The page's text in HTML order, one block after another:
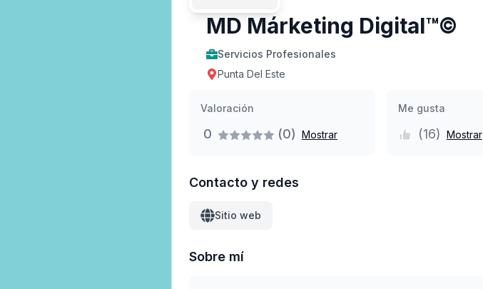
MD Márketing Digital™©
Servicios Profesionales
Punta Del Este
Valoración
0 (0) Mostrar
Me gusta
(16) Mostrar
Contacto y redes
Sitio web
Sobre mí